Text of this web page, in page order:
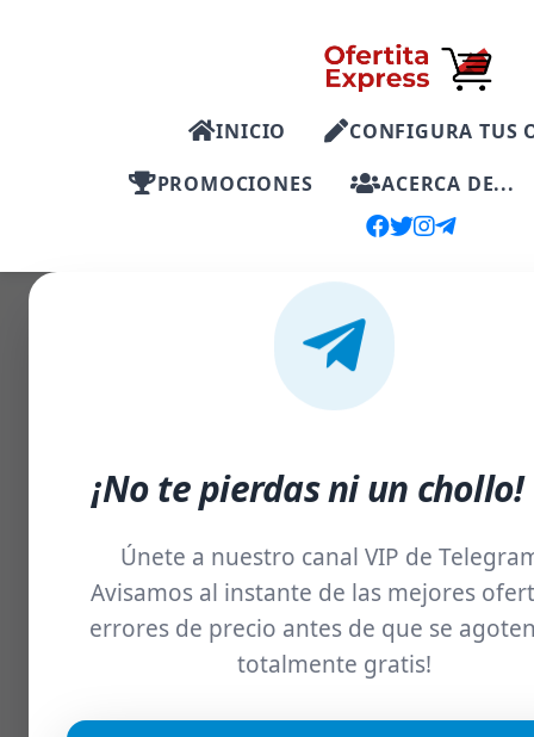
INICIO
CONFIGURA TUS
PROMOCIONES
ACERCA DE...
¡No te pierdas ni un
Únete a nuestro canal VIP de
Avisamos al instante de las mejores
errores de precio antes de que se
totalmente gratis!